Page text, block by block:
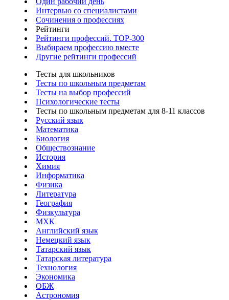
Интервью со специалистами
Сочинения о профессиях
Рейтинги
Рейтинги профессий. TOP-300
Выбираем профессию вместе
Другие рейтинги профессий
Тесты для школьников
Тесты по школьным предметам
Тесты на выбор профессий
Психологические тесты
Тесты по школьным предметам для 8-11 классов
Русский язык
Математика
Биология
Обществознание
История
Химия
Информатика
Физика
Литература
География
Физкультура
МХК
Английский язык
Немецкий язык
Татарский язык
Татарская литература
Технология
Экономика
ОБЖ
Астрономия